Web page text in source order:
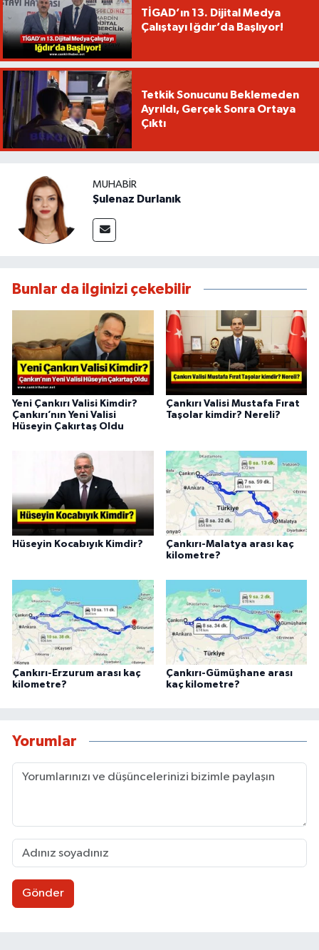
TİGAD’ın 13. Dijital Medya
Çalıştayı Iğdır’da Başlıyor!
Tetkik Sonucunu Beklemeden
Ayrıldı, Gerçek Sonra Ortaya
Çıktı
MUHABIR
Şulenaz Durlanık
Bunlar da ilginizi çekebilir
Yeni Çankırı Valisi Kimdir?
Çankırı’nın Yeni Valisi
Hüseyin Çakırtaş Oldu
Çankırı Valisi Mustafa Fırat
Taşolar kimdir? Nereli?
Hüseyin Kocabıyık Kimdir?
Çankırı-Malatya arası kaç
kilometre?
Çankırı-Erzurum arası kaç
kilometre?
Çankırı-Gümüşhane arası
kaç kilometre?
Yorumlar
Gönder